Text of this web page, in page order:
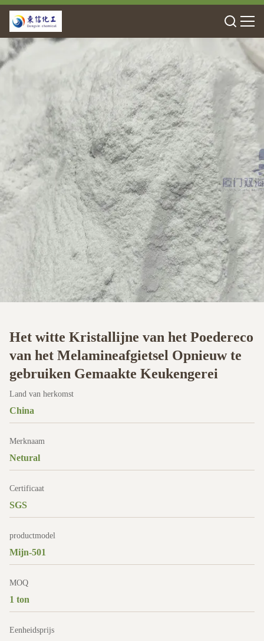
Het witte Kristallijne van het Poedereco
van het Melamineafgietsel Opnieuw te
gebruiken Gemaakte Keukengerei
Land van herkomst
China
Merknaam
Netural
Certificaat
SGS
productmodel
Mijn-501
MOQ
1 ton
Eenheidsprijs